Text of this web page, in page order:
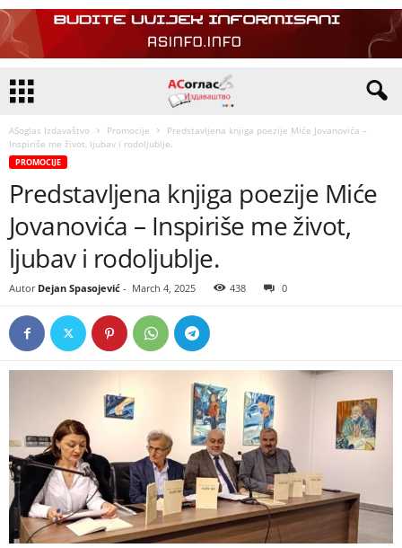
ASoglas Izdavaštvo Promocije
Predstavljena knjiga poezije Miće Jovanovića –
Inspiriše me život, ljubav i rodoljublje.
PROMOCIJE
Predstavljena knjiga poezije Miće
Jovanovića – Inspiriše me život,
ljubav i rodoljublje.
Autor Dejan Spasojević - March 4, 2025 438 0